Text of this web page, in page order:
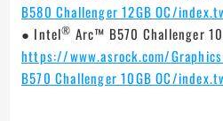
B580 Challenger 12GB OC/
● Intel® Arc™ B570 Challenger
https://www.asrock.com/
B570 Challenger 10GB OC/